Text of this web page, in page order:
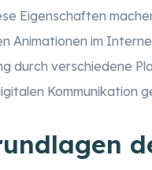
Eigenschaften
Animationen im
durch verschiedene
Kommunikation